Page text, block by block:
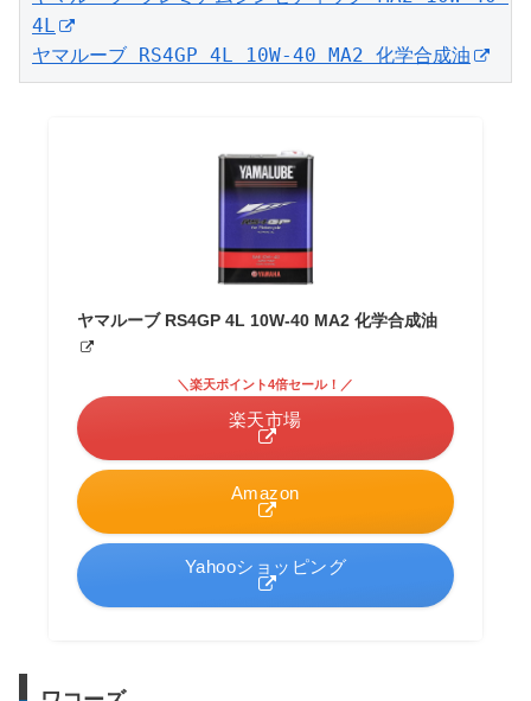
4L
ヤマルーブ RS4GP 4L 10W-40 MA2 化学合成油
ヤマルーブ RS4GP 4L 10W-40 MA2 化学合成油
Amazon
＼楽天ポイント4倍セール！／
楽天市場
Yahooショッピング